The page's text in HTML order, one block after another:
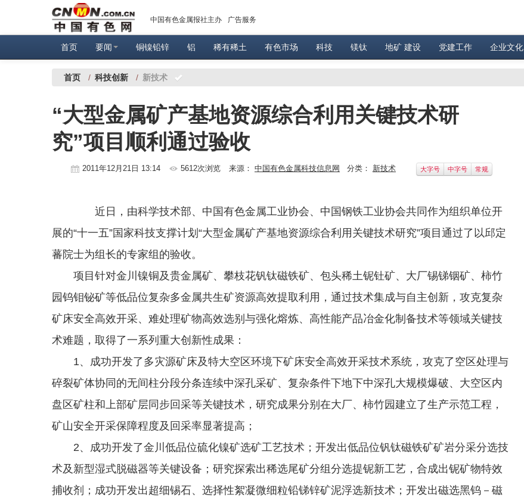
中国有色金属报社主办 广告服务
首页 要闻 铜镍铅锌 铝 稀有稀土 有色市场 科技 镁钛 地矿 建设 党建工作 企业文化
首页 / 科技创新 / 新技术
“大型金属矿产基地资源综合利用关键技术研
究”项目顺利通过验收
2011年12月21日 13:14 5612次浏览 来源： 中国有色金属科技信息网 分类： 新技术 大字号 中字号 常规
近日，由科学技术部、中国有色金属工业协会、中国钢铁工业协会共同作为组织单位开
展的“十一五”国家科技支撑计划“大型金属矿产基地资源综合利用关键技术研究”项目通过了以邱定
蕃院士为组长的专家组的验收。
项目针对金川镍铜及贵金属矿、攀枝花钒钛磁铁矿、包头稀土铌钍矿、大厂锡锑铟矿、柿竹
园钨钼铋矿等低品位复杂多金属共生矿资源高效提取利用，通过技术集成与自主创新，攻克复杂
矿床安全高效开采、难处理矿物高效选别与强化熔炼、高性能产品冶金化制备技术等领域关键技
术难题，取得了一系列重大创新性成果：
1、成功开发了多灾源矿床及特大空区环境下矿床安全高效开采技术系统，攻克了空区处理与
碎裂矿体协同的无间柱分段分条连续中深孔采矿、复杂条件下地下中深孔大规模爆破、大空区内
盘区矿柱和上部矿层同步回采等关键技术，研究成果分别在大厂、柿竹园建立了生产示范工程，
矿山安全开采保障程度及回采率显著提高；
2、成功开发了金川低品位硫化镍矿选矿工艺技术；开发出低品位钒钛磁铁矿矿岩分采分选技
术及新型湿式脱磁器等关键设备；研究探索出稀选尾矿分组分选提铌新工艺，合成出铌矿物特效
捕收剂；成功开发出超细锡石、选择性絮凝微细粒铅锑锌矿泥浮选新技术；开发出磁选黑钨－磁